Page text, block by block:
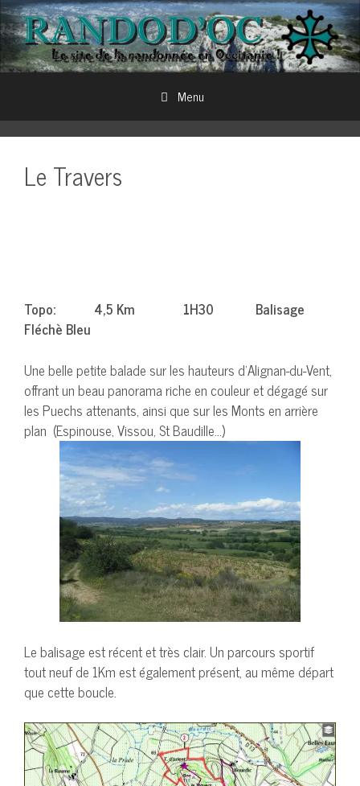
Aller
au
contenu
Menu
Le Travers
Topo: 4,5 Km 1H30 Balisage
Fléchè Bleu
Une belle petite balade sur les hauteurs d’Alignan-du-Vent,
offrant un beau panorama riche en couleur et dégagé sur
les Puechs attenants, ainsi que sur les Monts en arrière
plan (Espinouse, Vissou, St Baudille…)
Le balisage est récent et très clair. Un parcours sportif
tout neuf de 1Km est également présent, au même départ
que cette boucle.